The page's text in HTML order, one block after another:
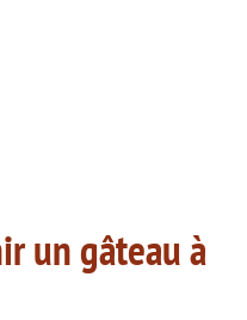
un gâteau à